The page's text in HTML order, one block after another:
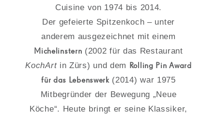
Cuisine von 1974 bis 2014.
Der gefeierte Spitzenkoch – unter
anderem ausgezeichnet mit einem
Michelinstern (2002 für das Restaurant
KochArtin Zürs) und dem Rolling Pin Award
für das Lebenswerk(2014) war 1975
Mitbegründer der Bewegung „Neue
Köche“. Heute bringt er seine Klassiker,